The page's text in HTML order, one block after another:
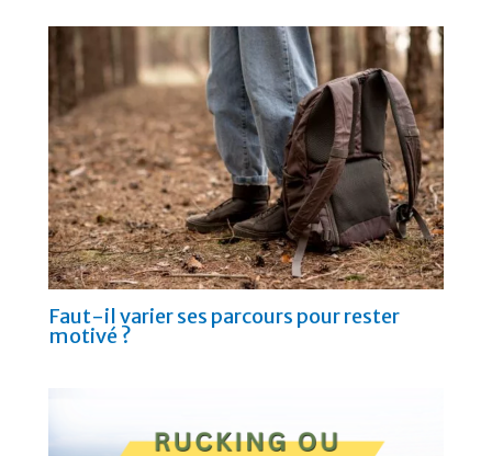
Faut-il varier ses parcours pour rester
motivé ?